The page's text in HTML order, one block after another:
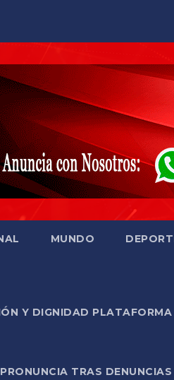
MUNDO
Y DIGNIDAD
TRAS